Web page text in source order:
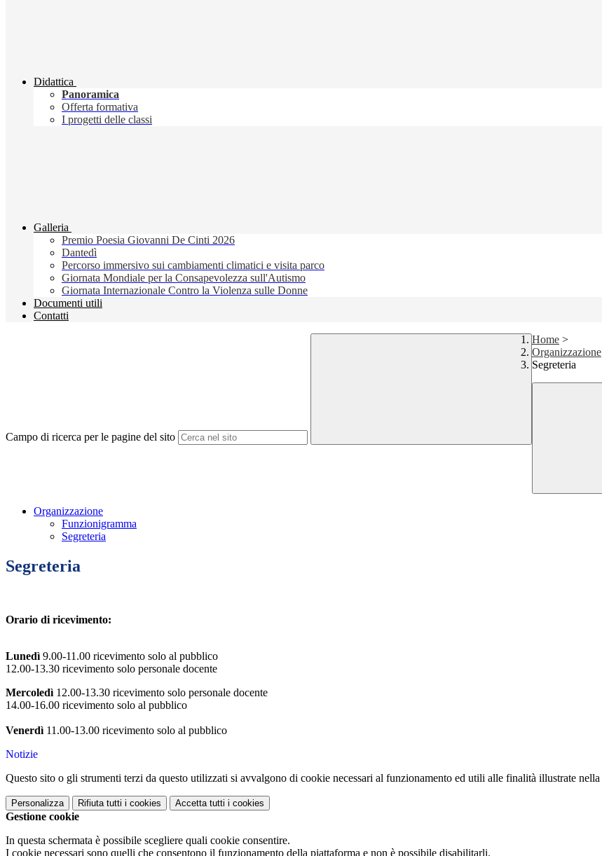
Didattica
Panoramica
Offerta formativa
I progetti delle classi
Galleria
Premio Poesia Giovanni De Cinti 2026
Dantedì
Percorso immersivo sui cambiamenti climatici e visita parco
Giornata Mondiale per la Consapevolezza sull'Autismo
Giornata Internazionale Contro la Violenza sulle Donne
Documenti utili
Contatti
Campo di ricerca per le pagine del sito
Home >
Organizzazione
Segreteria
Organizzazione
Funzionigramma
Segreteria
Segreteria
Orario di ricevimento:
Lunedì 9.00-11.00 ricevimento solo al pubblico
12.00-13.30 ricevimento solo personale docente
Mercoledì 12.00-13.30 ricevimento solo personale docente
14.00-16.00 ricevimento solo al pubblico
Venerdì 11.00-13.00 ricevimento solo al pubblico
Notizie
Questo sito o gli strumenti terzi da questo utilizzati si avvalgono di cookie necessari al funzionamento ed utili alle finalità illustrate nella
Personalizza Rifiuta tutti i cookies Accetta tutti i cookies
Gestione cookie
In questa schermata è possibile scegliere quali cookie consentire.
I cookie necessari sono quelli che consentono il funzionamento della piattaforma e non è possibile disabilitarli.